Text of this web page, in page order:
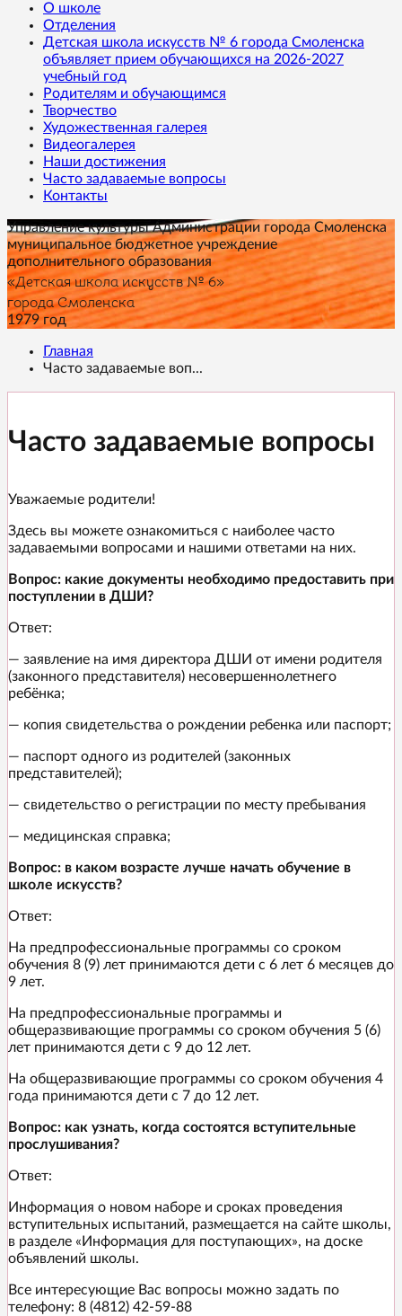
О школе
Отделения
Детская школа искусств № 6 города Смоленска
объявляет прием обучающихся на 2026-2027
учебный год
Родителям и обучающимся
Творчество
Художественная галерея
Видеогалерея
Наши достижения
Часто задаваемые вопросы
Контакты
Управление культуры Администрации города Смоленска
муниципальное бюджетное учреждение
дополнительного образования
«Детская школа искусств № 6»
города Смоленска
1979 год
Главная
Часто задаваемые воп...
Часто задаваемые вопросы
Уважаемые родители!
Здесь вы можете ознакомиться с наиболее часто
задаваемыми вопросами и нашими ответами на них.
Вопрос: какие документы необходимо предоставить при
поступлении в ДШИ?
Ответ:
— заявление на имя директора ДШИ от имени родителя
(законного представителя) несовершеннолетнего
ребёнка;
— копия свидетельства о рождении ребенка или паспорт;
— паспорт одного из родителей (законных
представителей);
— свидетельство о регистрации по месту пребывания
— медицинская справка;
Вопрос: в каком возрасте лучше начать обучение в
школе искусств?
Ответ:
На предпрофессиональные программы со сроком
обучения 8 (9) лет принимаются дети с 6 лет 6 месяцев до
9 лет.
На предпрофессиональные программы и
общеразвивающие программы со сроком обучения 5 (6)
лет принимаются дети с 9 до 12 лет.
На общеразвивающие программы со сроком обучения 4
года принимаются дети с 7 до 12 лет.
Вопрос: как узнать, когда состоятся вступительные
прослушивания?
Ответ:
Информация о новом наборе и сроках проведения
вступительных испытаний, размещается на сайте школы,
в разделе «Информация для поступающих», на доске
объявлений школы.
Все интересующие Вас вопросы можно задать по
телефону: 8 (4812) 42-59-88